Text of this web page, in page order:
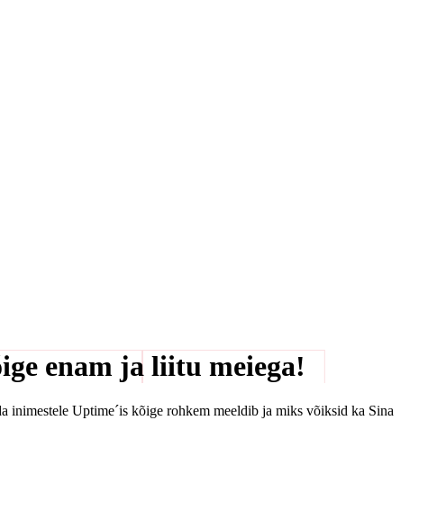
enam ja liitu meiega!
inimestele Uptime´is kõige rohkem meeldib ja miks võiksid ka Sina